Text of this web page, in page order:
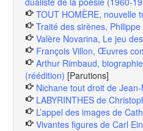
TOUT HOMÈRE, nouvelle
Traité des sirènes, Philippe
Valère Novarina, Le jeu
François Villon, Œuvres
Arthur Rimbaud,
(réédition) [Parutions]
Nichane tout droit de
LABYRINTHES de
L’appel des images de
Vivantes figures de Carl